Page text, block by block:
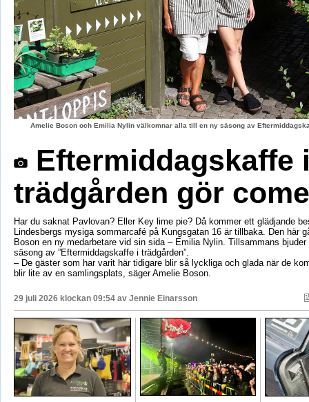
Amelie Boson och Emilia Nylin välkomnar alla till en ny säsong av
Eftermiddagskaffe
trädgården gör
Har du saknat Pavlovan? Eller Key lime pie? Då kommer ett glädjande
Lindesbergs mysiga sommarcafé på Kungsgatan 16 är tillbaka. Den här
Boson en ny medarbetare vid sin sida – Emilia Nylin. Tillsammans
säsong av ”Eftermiddagskaffe i trädgården”.
– De gäster som har varit här tidigare blir så lyckliga och glada när de
blir lite av en samlingsplats, säger Amelie Boson.
29 juli 2026 klockan 09:54 av Jennie Einarsson